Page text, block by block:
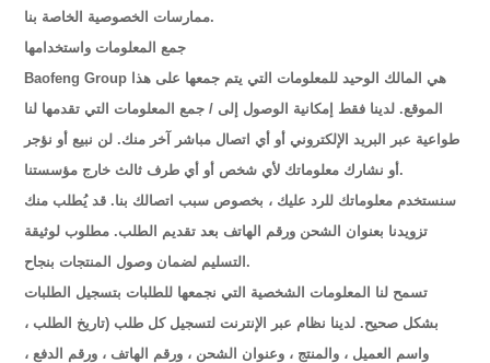
ممارسات الخصوصية الخاصة بنا.
جمع المعلومات واستخدامها
Baofeng Group هي المالك الوحيد للمعلومات التي يتم جمعها على هذا
الموقع. لدينا فقط إمكانية الوصول إلى / جمع المعلومات التي تقدمها لنا
طواعية عبر البريد الإلكتروني أو أي اتصال مباشر آخر منك. لن نبيع أو نؤجر
أو نشارك معلوماتك لأي شخص أو أي طرف ثالث خارج مؤسستنا.
سنستخدم معلوماتك للرد عليك ، بخصوص سبب اتصالك بنا. قد يُطلب منك
تزويدنا بعنوان الشحن ورقم الهاتف بعد تقديم الطلب. مطلوب لوثيقة
التسليم لضمان وصول المنتجات بنجاح.
تسمح لنا المعلومات الشخصية التي نجمعها للطلبات بتسجيل الطلبات
بشكل صحيح. لدينا نظام عبر الإنترنت لتسجيل كل طلب (تاريخ الطلب ،
واسم العميل ، والمنتج ، وعنوان الشحن ، ورقم الهاتف ، ورقم الدفع ،